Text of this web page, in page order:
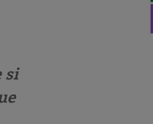
si